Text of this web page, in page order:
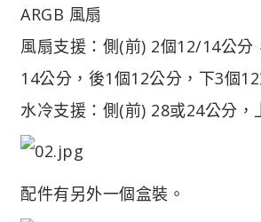
ARGB 風扇
風扇支援：側(前) 2個12/14公分
14公分，後1個12公分，下3個
水冷支援：側(前) 28或24公分，
配件有另外一個盒裝。